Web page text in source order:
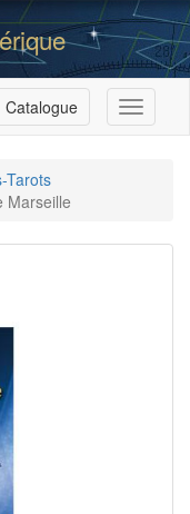
Menu
Catalogue
Tarots
Marseille